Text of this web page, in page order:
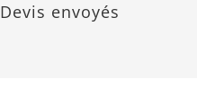
Devis envoyés